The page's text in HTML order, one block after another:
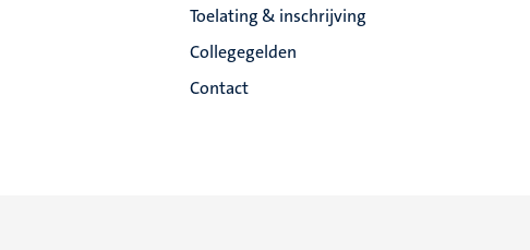
Toelating & inschrijving
Collegegelden
Contact